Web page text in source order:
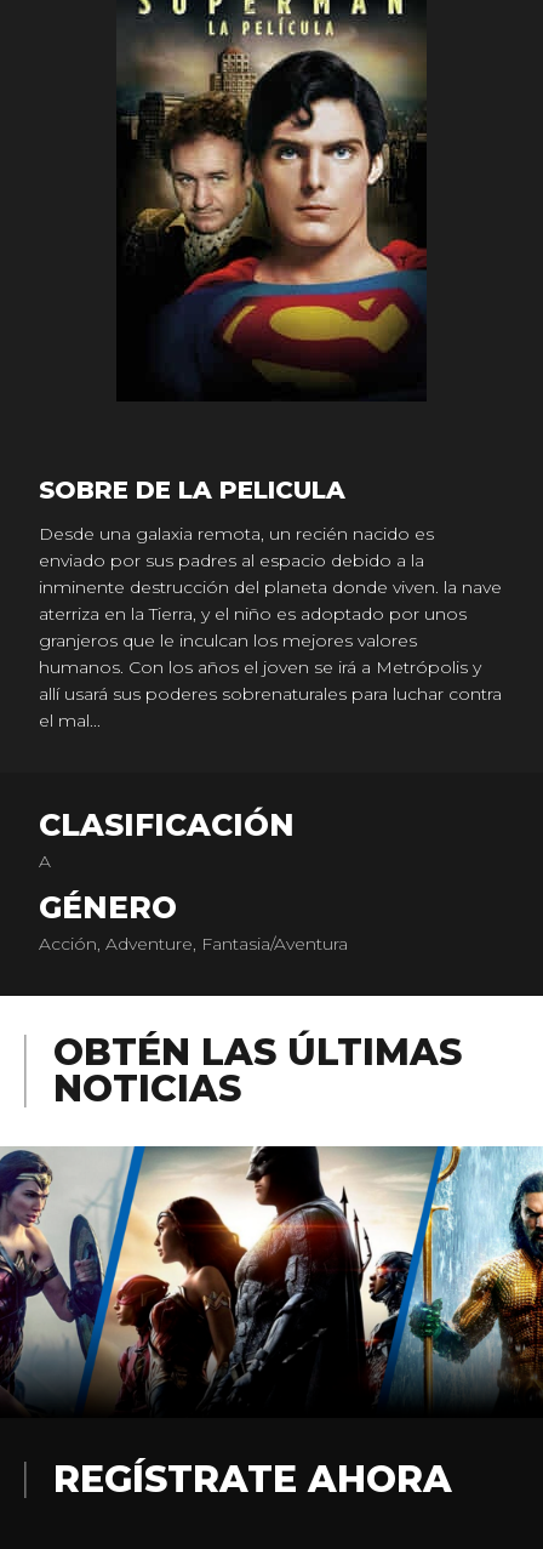
SOBRE DE LA PELICULA
Desde una galaxia remota, un recién nacido es
enviado por sus padres al espacio debido a la
inminente destrucción del planeta donde viven. la nave
aterriza en la Tierra, y el niño es adoptado por unos
granjeros que le inculcan los mejores valores
humanos. Con los años el joven se irá a Metrópolis y
allí usará sus poderes sobrenaturales para luchar contra
el mal...
CLASIFICACIÓN
A
GÉNERO
Acción, Adventure, Fantasia/Aventura
OBTÉN LAS ÚLTIMAS
NOTICIAS
REGÍSTRATE AHORA